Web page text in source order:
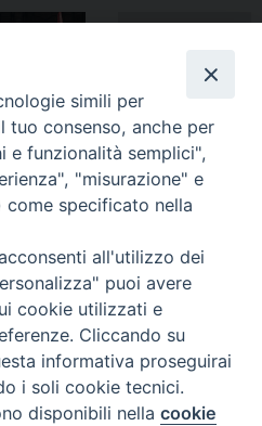
in Diocesi
Tutte le gallery
Lucera (FG) − tel.
Segreteria del
e-mail:
Troia (FG) − tel. 0881/977051
Preferenze Cookie
simili per
tuo consenso, anche per
e funzionalità semplici",
"misurazione" e
specificato nella
all'utilizzo dei
puoi avere
cookie utilizzati e
Cliccando su
informativa proseguirai
i soli cookie tecnici.
disponibili nellacookie